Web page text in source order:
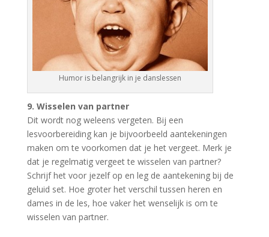
Humor is belangrijk in je danslessen
9. Wisselen van partner
Dit wordt nog weleens vergeten. Bij een
lesvoorbereiding kan je bijvoorbeeld aantekeningen
maken om te voorkomen dat je het vergeet. Merk je
dat je regelmatig vergeet te wisselen van partner?
Schrijf het voor jezelf op en leg de aantekening bij de
geluid set. Hoe groter het verschil tussen heren en
dames in de les, hoe vaker het wenselijk is om te
wisselen van partner.